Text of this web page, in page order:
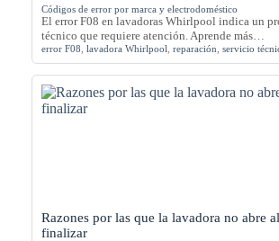
Códigos de error por marca y electrodoméstico
El error F08 en lavadoras Whirlpool indica un
técnico que requiere atención. Aprende más…
error F08 lavadora Whirlpool reparación servicio
Razones por las que la lavadora no abre al
finalizar